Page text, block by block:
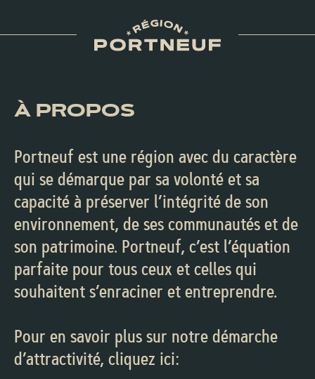
À PROPOS
Portneuf est une région avec du caractère
qui se démarque par sa volonté et sa
capacité à préserver l’intégrité de son
environnement, de ses communautés et de
son patrimoine. Portneuf, c’est l’équation
parfaite pour tous ceux et celles qui
souhaitent s’enraciner et entreprendre.
Pour en savoir plus sur notre démarche
d’attractivité, cliquez ici: